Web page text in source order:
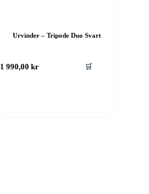
Urvinder – Tripode Duo Svart
1 990,00kr 🛒